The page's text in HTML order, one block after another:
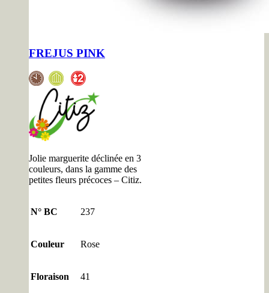
FREJUS PINK
Jolie marguerite déclinée en 3
couleurs, dans la gamme des
petites fleurs précoces – Citiz.
N° BC 237
Couleur Rose
Floraison 41